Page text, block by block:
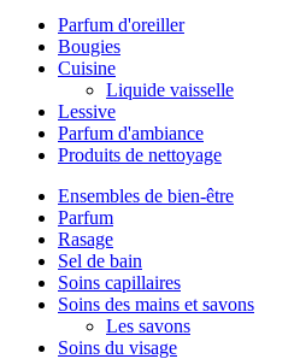
Parfum d'oreiller
Bougies
Cuisine
Liquide vaisselle
Lessive
Parfum d'ambiance
Produits de nettoyage
Ensembles de bien-être
Parfum
Rasage
Sel de bain
Soins capillaires
Soins des mains et savons
Les savons
Soins du visage